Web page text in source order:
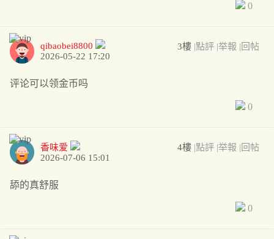
0
3樓 |點評 |举報 |回帖
qibaobei8800
2026-05-22 17:20
评论可以领金币吗
0
4樓 |點評 |举報 |回帖
香味爱
2026-07-06 15:01
舔的真舒服
0